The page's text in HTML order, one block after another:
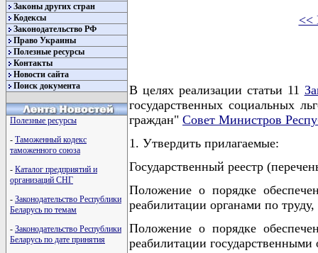
Законы других стран
Кодексы
Законодательство РФ
Право Украины
Полезные ресурсы
Контакты
Новости сайта
Поиск документа
Полезные ресурсы
- Таможенный кодекс
таможенного союза
- Каталог предприятий и
организаций СНГ
- Законодательство Республики
Беларусь по темам
- Законодательство Республики
Беларусь по дате принятия
<<
В целях реализации статьи 11
государственных социальных
граждан" Совет Министров
1. Утвердить прилагаемые:
Государственный реестр
Положение о порядке
реабилитации органами по
Положение о порядке
реабилитации государственными